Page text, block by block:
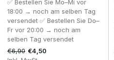
Sicherungen zum
Ein komplettes elektronisches
Zuverlässigkeit und verlängert
Vorteile eines Mosfet-
✅ Bestellen Sie Mo–Mi vor
18:00 → noch am selben Tag
versendet ✅ Bestellen Sie Do–
Fr vor 20:00 → noch am
selben Tag versendet
€6,90 €4,50